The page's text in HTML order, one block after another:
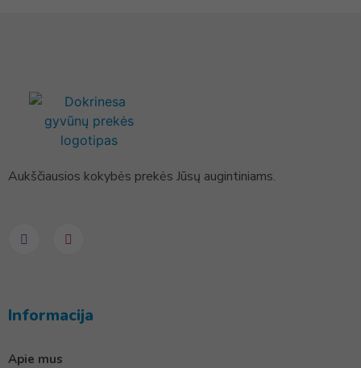
Aukščiausios kokybės prekės Jūsų augintiniams.
Informacija
Apie mus